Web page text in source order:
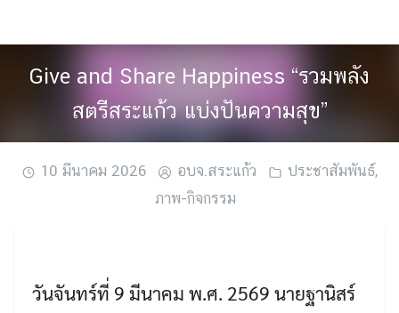
Give and Share Happiness “รวมพลัง
สตรีสระแก้ว แบ่งปันความสุข”
10 มีนาคม 2026 อบจ.สระแก้ว ประชาสัมพันธ์,
ภาพ-กิจกรรม
วันจันทร์ที่ 9 มีนาคม พ.ศ. 2569 นายฐานิสร์